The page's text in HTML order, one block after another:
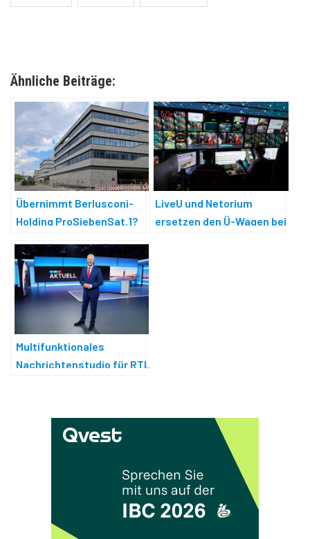
Ähnliche Beiträge:
Übernimmt Berlusconi-
Holding ProSiebenSat.1?
LiveU und Netorium
ersetzen den Ü-Wagen bei
Multifunktionales
Nachrichtenstudio für RTL